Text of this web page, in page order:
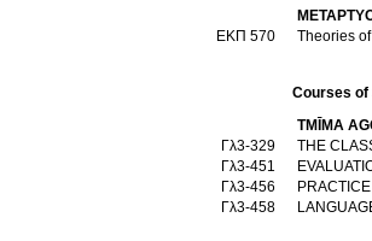
ΕΚΠ 570
Theories
Courses of
TMĪMA
Γλ3-329
THE
Γλ3-451
Γλ3-456
Γλ3-458